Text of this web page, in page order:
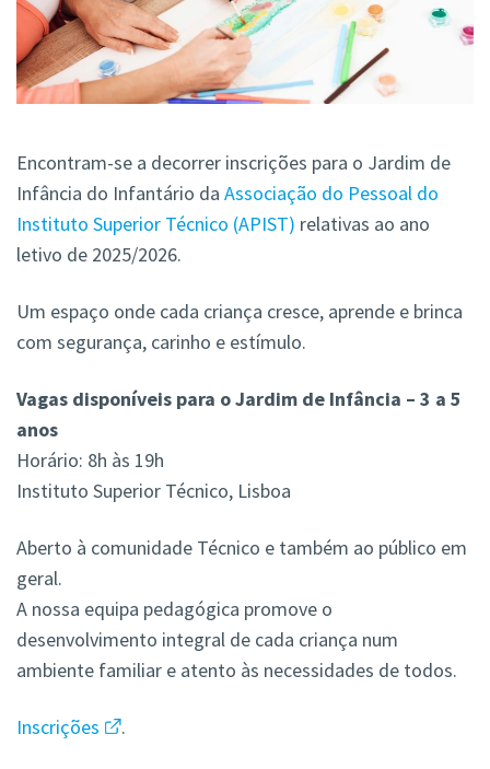
Encontram-se a decorrer inscrições para o Jardim de
Infância do Infantário da Associação do Pessoal do
Instituto Superior Técnico (APIST) relativas ao ano
letivo de 2025/2026.
Um espaço onde cada criança cresce, aprende e brinca
com segurança, carinho e estímulo.
Vagas disponíveis para o Jardim de Infância – 3 a 5
anos
Horário: 8h às 19h
Instituto Superior Técnico, Lisboa
Aberto à comunidade Técnico e também ao público em
geral.
A nossa equipa pedagógica promove o
desenvolvimento integral de cada criança num
ambiente familiar e atento às necessidades de todos.
Inscrições .